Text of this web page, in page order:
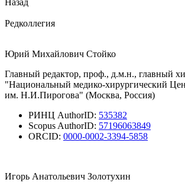
Редколлегия
Юрий Михайлович Стойко
Главный редактор, проф., д.м.н., главный
"Национальный медико-хирургический
им. Н.И.Пирогова" (Москва, Россия)
РИНЦ AuthorID: 535382
Scopus AuthorID: 57196063849
ORCID: 0000-0002-3394-5858
Игорь Анатольевич Золотухин